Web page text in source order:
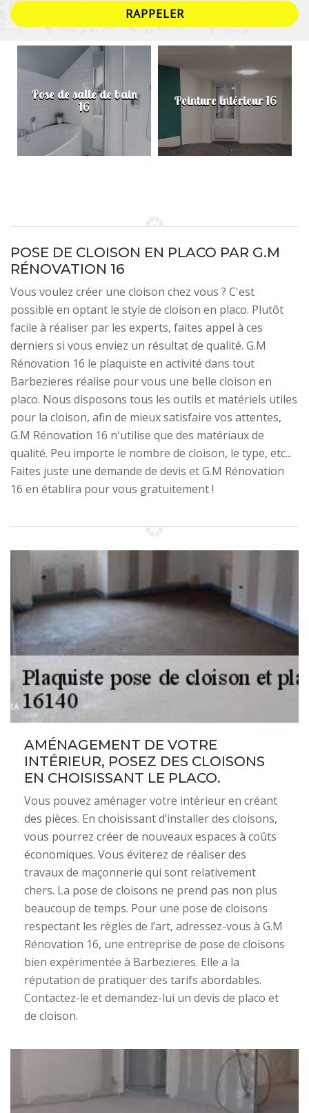
Pose de salle de bain
16 Peinture intérieur 16
POSE DE CLOISON EN PLACO PAR G.M
RÉNOVATION 16
Vous voulez créer une cloison chez vous ? C'est
possible en optant le style de cloison en placo. Plutôt
facile à réaliser par les experts, faites appel à ces
derniers si vous enviez un résultat de qualité. G.M
Rénovation 16 le plaquiste en activité dans tout
Barbezieres réalise pour vous une belle cloison en
placo. Nous disposons tous les outils et matériels utiles
pour la cloison, afin de mieux satisfaire vos attentes,
G.M Rénovation 16 n'utilise que des matériaux de
qualité. Peu importe le nombre de cloison, le type, etc...
Faites juste une demande de devis et G.M Rénovation
16 en établira pour vous gratuitement !
AMÉNAGEMENT DE VOTRE
INTÉRIEUR, POSEZ DES CLOISONS
EN CHOISISSANT LE PLACO.
Vous pouvez aménager votre intérieur en créant
des pièces. En choisissant d’installer des cloisons,
vous pourrez créer de nouveaux espaces à coûts
économiques. Vous éviterez de réaliser des
travaux de maçonnerie qui sont relativement
chers. La pose de cloisons ne prend pas non plus
beaucoup de temps. Pour une pose de cloisons
respectant les règles de l’art, adressez-vous à G.M
Rénovation 16, une entreprise de pose de cloisons
bien expérimentée à Barbezieres. Elle a la
réputation de pratiquer des tarifs abordables.
Contactez-le et demandez-lui un devis de placo et
de cloison.